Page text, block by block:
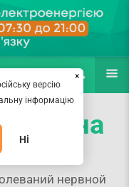
(067) 127-03-03
ПОИСК ЕЩЁ
на
нервной
×
версію
інформацію
Ні